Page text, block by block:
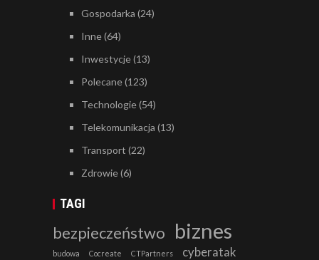
Gospodarka (24)
Inne(64)
Inwestycje(13)
Polecane(123)
Technologie(54)
Telekomunikacja (13)
Transport (22)
Zdrowie(6)
TAGI
bezpieczeństwo biznes
budowa Cocreate CTPartners cyberatak